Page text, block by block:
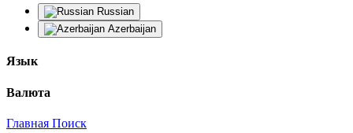
Russian
Azerbaijan
Язык
Валюта
Главная Поиск